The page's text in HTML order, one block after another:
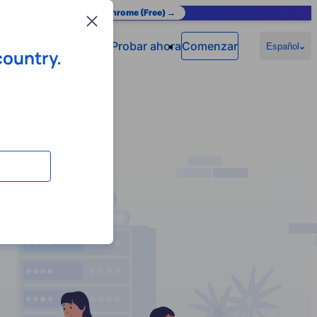
Add to Chrome (Free) →
Probar ahoraComenzar Español
Close